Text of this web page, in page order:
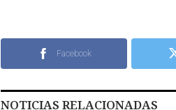
Facebook
NOTICIAS RELACIONADAS